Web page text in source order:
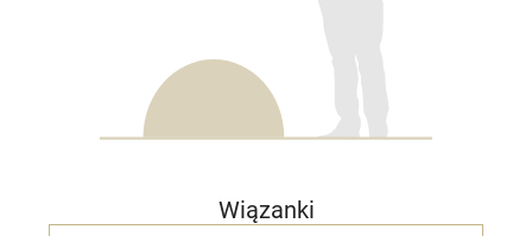
Wiązanki